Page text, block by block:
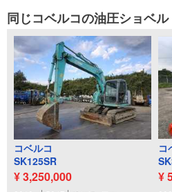
同じコベルコの油圧ショベル
コベルコ
SK125SR
¥ 3,250,000
コ
¥